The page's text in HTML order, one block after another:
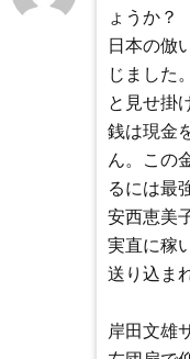
ょうか？
日本の倣
じました
と見せ掛
銭は現金
ん。この
るには最
安西恵美
実直に稼
送り込ま
岸田文雄